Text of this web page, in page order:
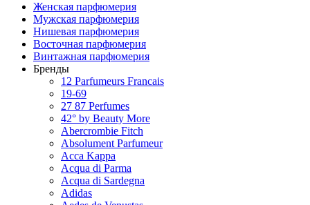
Женская парфюмерия
Мужская парфюмерия
Нишевая парфюмерия
Восточная парфюмерия
Винтажная парфюмерия
Бренды
12 Parfumeurs Francais
19-69
27 87 Perfumes
42° by Beauty More
Abercrombie Fitch
Absolument Parfumeur
Acca Kappa
Acqua di Parma
Acqua di Sardegna
Adidas